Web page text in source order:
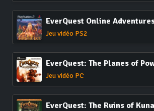
EverQuest Online
Jeu vidéo PS2
EverQuest: The Planes of
Jeu vidéo PC
EverQuest: The Ruins of